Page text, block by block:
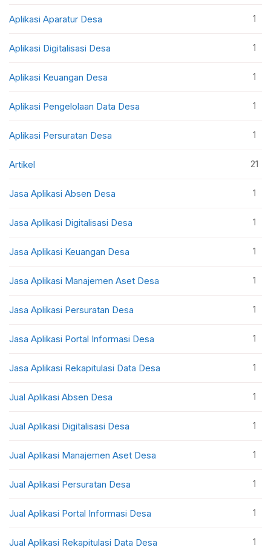
Aplikasi Aparatur Desa 1
Aplikasi Digitalisasi Desa 1
Aplikasi Keuangan Desa 1
Aplikasi Pengelolaan Data Desa 1
Aplikasi Persuratan Desa 1
Artikel 21
Jasa Aplikasi Absen Desa 1
Jasa Aplikasi Digitalisasi Desa 1
Jasa Aplikasi Keuangan Desa 1
Jasa Aplikasi Manajemen Aset Desa 1
Jasa Aplikasi Persuratan Desa 1
Jasa Aplikasi Portal Informasi Desa 1
Jasa Aplikasi Rekapitulasi Data Desa 1
Jual Aplikasi Absen Desa 1
Jual Aplikasi Digitalisasi Desa 1
Jual Aplikasi Manajemen Aset Desa 1
Jual Aplikasi Persuratan Desa 1
Jual Aplikasi Portal Informasi Desa 1
Jual Aplikasi Rekapitulasi Data Desa 1